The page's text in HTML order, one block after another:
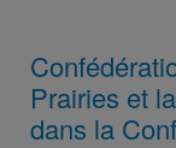
Prairies et
dans la